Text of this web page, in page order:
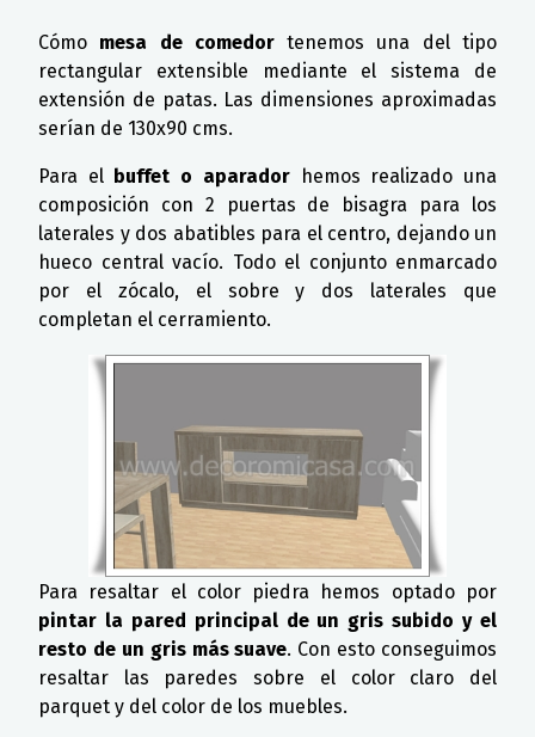
Cómo mesa de comedortenemos una del tipo
rectangular extensible mediante el sistema de
extensión de patas. Las dimensiones aproximadas
serían de 130x90 cms.
Para el buffet o aparadorhemos realizado una
composición con 2 puertas de bisagra para los
laterales y dos abatibles para el centro, dejando un
hueco central vacío. Todo el conjunto enmarcado
por el zócalo, el sobre y dos laterales que
completan el cerramiento.
Para resaltar el color piedra hemos optado por
pintar la pared principal de un gris subido y el
resto de un gris más suave. Con esto conseguimos
resaltar las paredes sobre el color claro del
parquet y del color de los muebles.